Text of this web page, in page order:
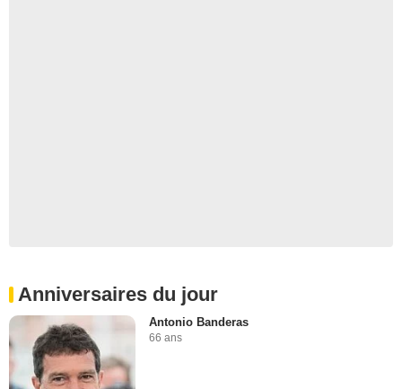
Anniversaires du jour
Antonio Banderas
66 ans